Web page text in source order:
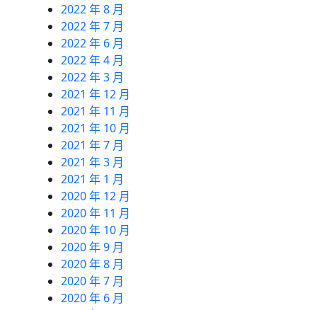
2022 年 8 月
2022 年 7 月
2022 年 6 月
2022 年 4 月
2022 年 3 月
2021 年 12 月
2021 年 11 月
2021 年 10 月
2021 年 7 月
2021 年 3 月
2021 年 1 月
2020 年 12 月
2020 年 11 月
2020 年 10 月
2020 年 9 月
2020 年 8 月
2020 年 7 月
2020 年 6 月